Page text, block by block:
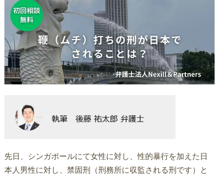
先日、シンガポールにて女性に対し、性的暴行を加えた日
本人男性に対し、禁固刑（刑務所に収監される刑です）と